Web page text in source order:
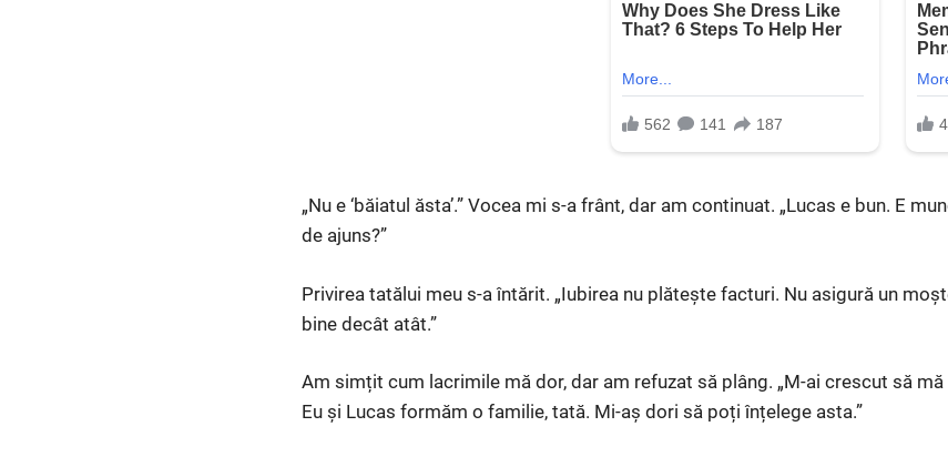
„Nu e ‘băiatul ăsta’.” Vocea mi s-a frânt, dar am continuat. „Lucas e bun. E
de ajuns?”
Privirea tatălui meu s-a întărit. „Iubirea nu plătește facturi. Nu asigură un
bine decât atât.”
Am simțit cum lacrimile mă dor, dar am refuzat să plâng. „M-ai crescut să
Eu și Lucas formăm o familie, tată. Mi-aș dori să poți înțelege asta.”